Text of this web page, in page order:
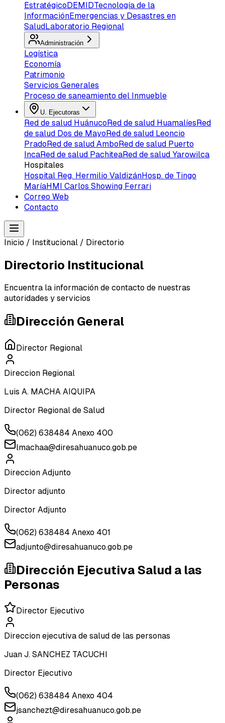
EstratégicoDEMIDTecnología de la
InformaciónEmergencias y Desastres en
SaludLaboratorio Regional
Administración
Logística
Economía
Patrimonio
Servicios Generales
Proceso de saneamiento del Inmueble
U. Ejecutoras
Red de salud HuánucoRed de salud HuamalíesRed
de salud Dos de MayoRed de salud Leoncio
PradoRed de salud AmboRed de salud Puerto
IncaRed de salud PachiteaRed de salud Yarowilca
Hospitales
Hospital Reg. Hermilio ValdizánHosp. de Tingo
MaríaHMI Carlos Showing Ferrari
Correo Web
Contacto
Inicio / Institucional / Directorio
Directorio Institucional
Encuentra la información de contacto de nuestras
autoridades y servicios
Dirección General
Director Regional
Direccion Regional
Luis A. MACHA AIQUIPA
Director Regional de Salud
(062) 638484 Anexo 400
lmachaa@diresahuanuco.gob.pe
Direccion Adjunto
Director adjunto
Director Adjunto
(062) 638484 Anexo 401
adjunto@diresahuanuco.gob.pe
Dirección Ejecutiva Salud a las
Personas
Director Ejecutivo
Direccion ejecutiva de salud de las personas
Juan J. SANCHEZ TACUCHI
Director Ejecutivo
(062) 638484 Anexo 404
jsanchezt@diresahuanuco.gob.pe